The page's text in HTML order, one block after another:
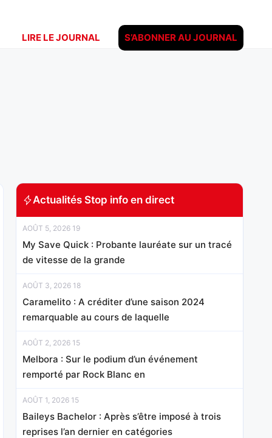
LIRE LE JOURNAL S’ABONNER AU JOURNAL
Actualités Stop info en direct
AOÛT 5, 2026 19
My Save Quick : Probante lauréate sur un tracé
de vitesse de la grande
AOÛT 3, 2026 18
Caramelito : A créditer d’une saison 2024
remarquable au cours de laquelle
AOÛT 2, 2026 15
Melbora : Sur le podium d’un événement
remporté par Rock Blanc en
AOÛT 1, 2026 15
Baileys Bachelor : Après s’être imposé à trois
reprises l’an dernier en catégories